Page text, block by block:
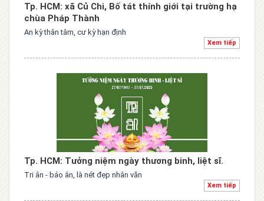
Tp. HCM: xã Củ Chi, Bố tát thính giới tại trường hạ
chùa Pháp Thành
An kỳ thân tâm, cư kỳ hạn định
Xem tiếp
Tp. HCM: Tưởng niệm ngày thương binh, liệt sĩ.
Tri ân - báo ân, là nét đẹp nhân văn
Xem tiếp